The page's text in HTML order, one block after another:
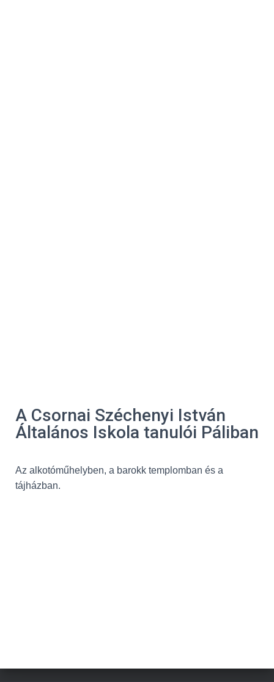
A Csornai Széchenyi István
Általános Iskola tanulói Páliban
Az alkotóműhelyben, a barokk templomban és a
tájházban.